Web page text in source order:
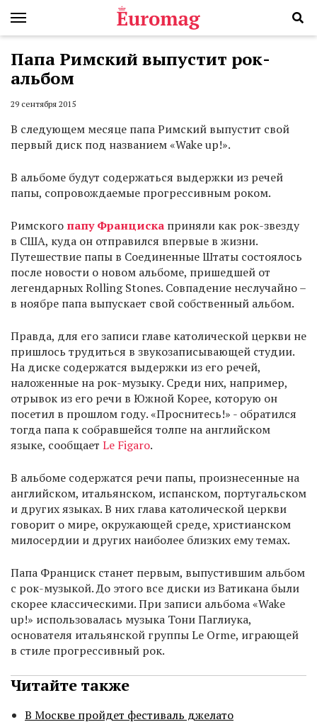
Папа Римский выпустит рок-
альбом
29 сентября 2015
В следующем месяце папа Римский выпустит свой
первый диск под названием «Wake up!».
В альбоме будут содержаться выдержки из речей
папы, сопровождаемые прогрессивным роком.
Римского папу Франциска приняли как рок-звезду
в США, куда он отправился впервые в жизни.
Путешествие папы в Соединенные Штаты состоялось
после новости о новом альбоме, пришедшей от
легендарных Rolling Stones. Совпадение неслучайно –
в ноябре папа выпускает свой собственный альбом.
Правда, для его записи главе католической церкви не
пришлось трудиться в звукозаписывающей студии.
На диске содержатся выдержки из его речей,
наложенные на рок-музыку. Среди них, например,
отрывок из его речи в Южной Корее, которую он
посетил в прошлом году. «Проснитесь!» - обратился
тогда папа к собравшейся толпе на английском
языке, сообщает Le Figaro.
В альбоме содержатся речи папы, произнесенные на
английском, итальянском, испанском, португальском
и других языках. В них глава католической церкви
говорит о мире, окружающей среде, христианском
милосердии и других наиболее близких ему темах.
Папа Франциск станет первым, выпустившим альбом
с рок-музыкой. До этого все диски из Ватикана были
скорее классическими. При записи альбома «Wake
up!» использовалась музыка Тони Паглиука,
основателя итальянской группы Le Orme, играющей
в стиле прогрессивный рок.
Читайте также
В Москве пройдет фестиваль джелато